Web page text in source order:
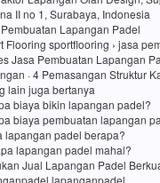
II no 1, Surabaya, Indonesia
Lapangan Padel
Flooring sportflooring › jasa
Jasa Pembuatan Lapangan
· 4 Pemasangan Struktur
lain juga bertanya
biaya bikin lapangan padel?
biaya pembuatan lapangan
lapangan padel berapa?
lapangan padel mahal?
Jual Lapangan Padel
lapanganpadel